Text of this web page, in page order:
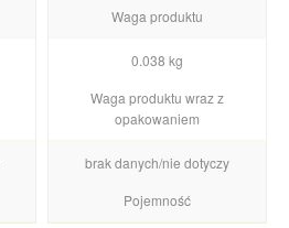
Waga produktu
0.038 kg
Waga produktu wraz z
opakowaniem
brak danych/nie dotyczy
Pojemność